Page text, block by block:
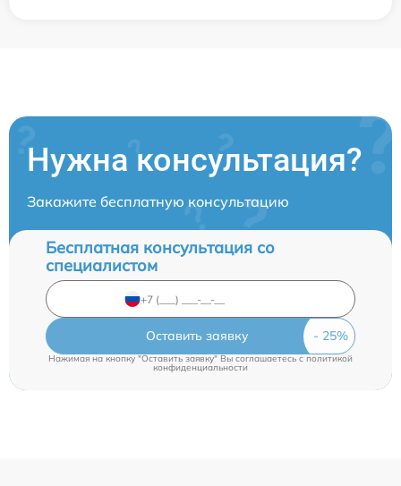
Нужна консультация?
Закажите бесплатную консультацию
Бесплатная консультация со
специалистом
Оставить заявку
Нажимая на кнопку "Оставить заявку" Вы соглашаетесь c политикой
конфиденциальности